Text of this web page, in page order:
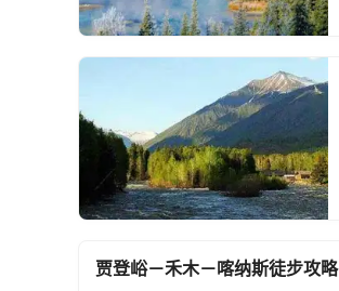
贾登峪－禾木－喀纳斯徒步攻略